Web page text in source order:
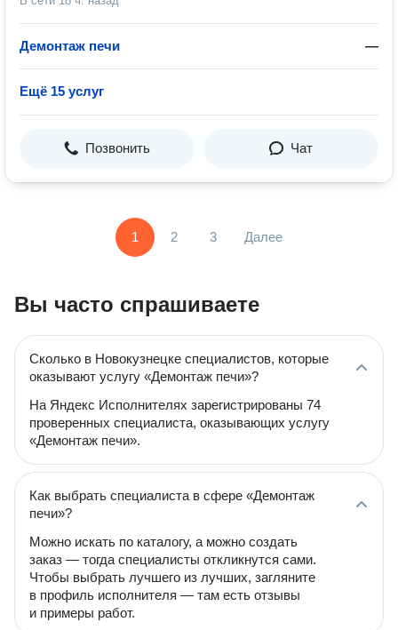
Демонтаж печи —
Ещё 15 услуг
Позвонить Чат
1 2 3 Далее
Вы часто спрашиваете
Сколько в Новокузнецке специалистов, которые
оказывают услугу «Демонтаж печи»?
На Яндекс Исполнителях зарегистрированы 74
проверенных специалиста, оказывающих услугу
«Демонтаж печи».
Как выбрать специалиста в сфере «Демонтаж
печи»?
Можно искать по каталогу, а можно создать
заказ — тогда специалисты откликнутся сами.
Чтобы выбрать лучшего из лучших, загляните
в профиль исполнителя — там есть отзывы
и примеры работ.